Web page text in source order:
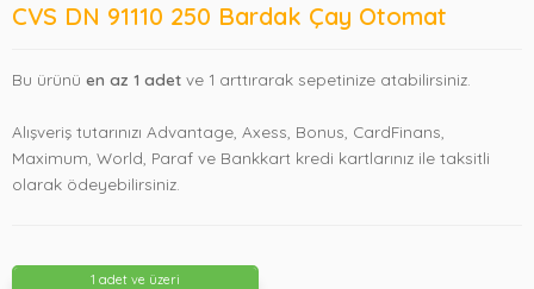
CVS DN 91110 250 Bardak Çay Otomat
Bu ürünü en az 1 adet ve 1 arttırarak sepetinize atabilirsiniz.
Alışveriş tutarınızı Advantage, Axess, Bonus, CardFinans,
Maximum, World, Paraf ve Bankkart kredi kartlarınız ile taksitli
olarak ödeyebilirsiniz.
1 adet ve üzeri